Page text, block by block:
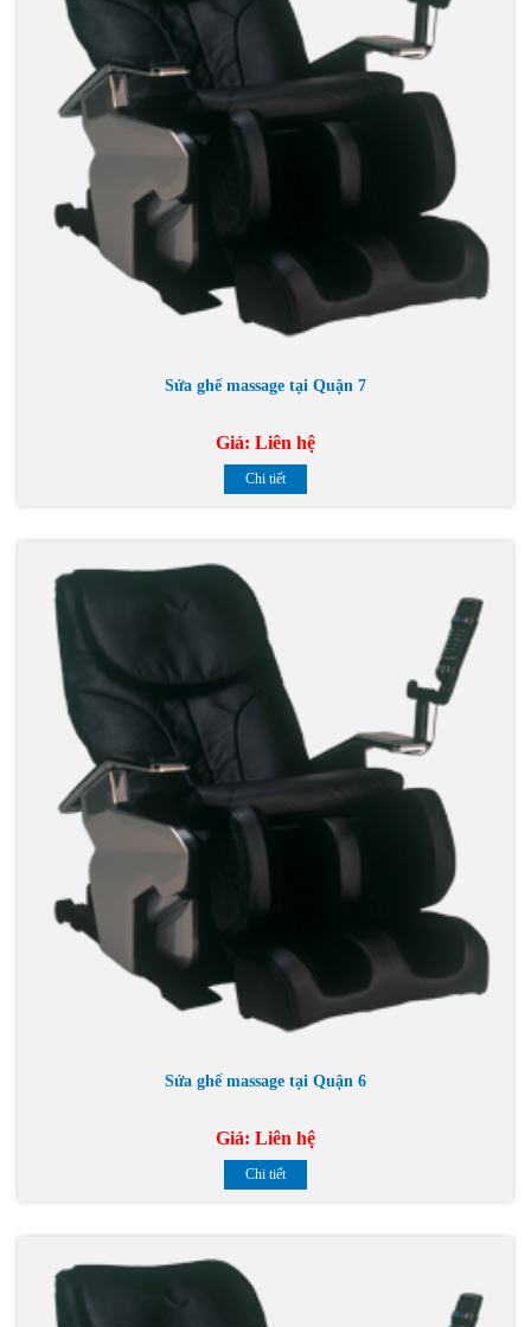
Sửa ghế massage tại Quận 7
Giá: Liên hệ
Chi tiết
Sửa ghế massage tại Quận 6
Giá: Liên hệ
Chi tiết